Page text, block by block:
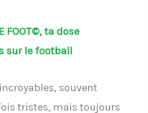
FOOT©, ta dose
sur le football
souvent
tristes, mais toujours